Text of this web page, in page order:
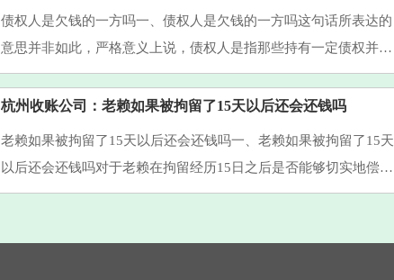
债权人是欠钱的一方吗一、债权人是欠钱的一方吗这句话所表达的
意思并非如此，严格意义上说，债权人是指那些持有一定债权并且
有权请求债务人为特定行为的当事人。具体地说，当某人将资金出
借给了另一个人或者企业时，···
杭州收账公司：老赖如果被拘留了15天以后还会还钱吗
老赖如果被拘留了15天以后还会还钱吗一、老赖如果被拘留了15天
以后还会还钱吗对于老赖在拘留经历15日之后是否能够切实地偿还
债务，尚没有一个确定无疑的结论。拘留作为一项法律层面上的惩